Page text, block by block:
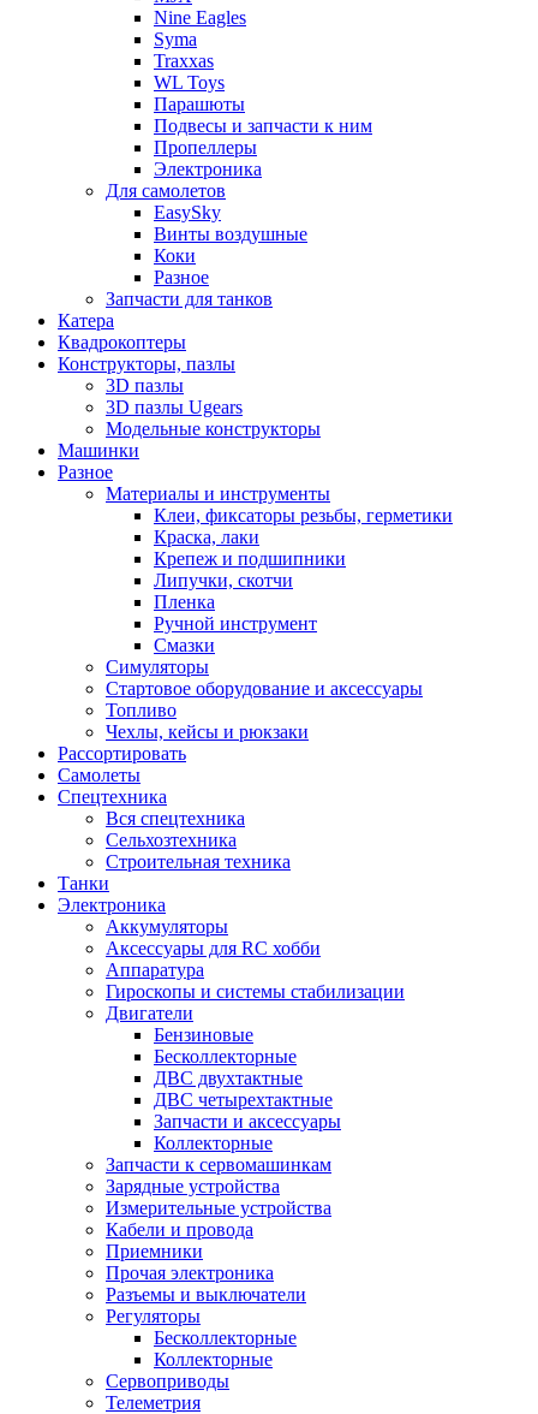
Nine Eagles
Syma
Traxxas
WL Toys
Парашюты
Подвесы и запчасти к ним
Пропеллеры
Электроника
Для самолетов
EasySky
Винты воздушные
Коки
Разное
Запчасти для танков
Катера
Квадрокоптеры
Конструкторы, пазлы
3D пазлы
3D пазлы Ugears
Модельные конструкторы
Машинки
Разное
Материалы и инструменты
Клеи, фиксаторы резьбы, герметики
Краска, лаки
Крепеж и подшипники
Липучки, скотчи
Пленка
Ручной инструмент
Смазки
Симуляторы
Стартовое оборудование и аксессуары
Топливо
Чехлы, кейсы и рюкзаки
Рассортировать
Самолеты
Спецтехника
Вся спецтехника
Сельхозтехника
Строительная техника
Танки
Электроника
Аккумуляторы
Аксессуары для RC хобби
Аппаратура
Гироскопы и системы стабилизации
Двигатели
Бензиновые
Бесколлекторные
ДВС двухтактные
ДВС четырехтактные
Запчасти и аксессуары
Коллекторные
Запчасти к сервомашинкам
Зарядные устройства
Измерительные устройства
Кабели и провода
Приемники
Прочая электроника
Разъемы и выключатели
Регуляторы
Бесколлекторные
Коллекторные
Сервоприводы
Телеметрия